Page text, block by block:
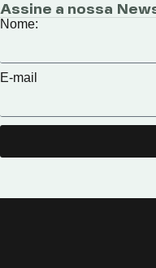
Assine a nossa
Nome:
E-mail